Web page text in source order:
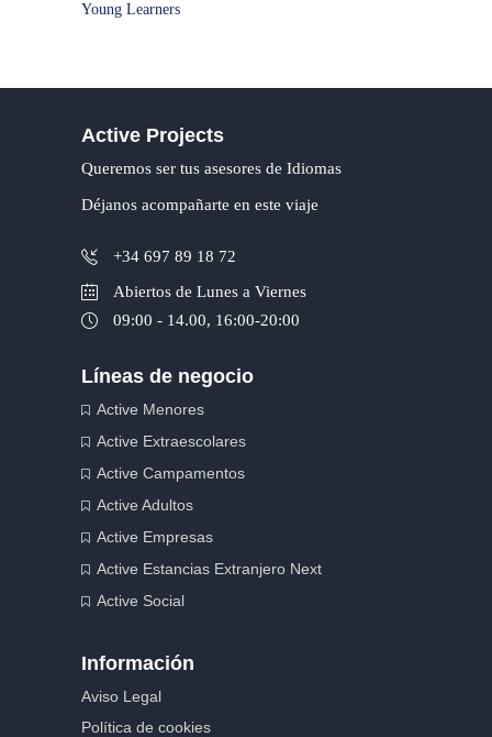
Young Learners
Active Projects
Queremos ser tus asesores de Idiomas
Déjanos acompañarte en este viaje
+34 697 89 18 72
Abiertos de Lunes a Viernes
09:00 - 14.00, 16:00-20:00
Líneas de negocio
Active Menores
Active Extraescolares
Active Campamentos
Active Adultos
Active Empresas
Active Estancias Extranjero Next
Active Social
Información
Aviso Legal
Política de cookies